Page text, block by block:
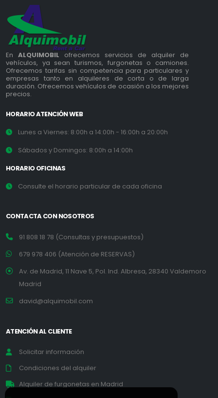
En ALQUIMOBIL ofrecemos servicios de alquiler de
vehículos, ya sean turismos, furgonetas o camiones.
Ofrecemos tarifas sin competencia para particulares y
empresas tanto en alquileres de corta o de larga
duración. Ofrecemos vehículos de ocasión a los mejores
precios.
HORARIO ATENCIÓN WEB
Lunes a Viernes: 8:00h a 14:00h - 16:00h a 20:00h
Sábados y Domingos: 8:00h a 14:00h
HORARIO OFICINAS
Consulte el horario particular de cada oficina
CONTACTA CON NOSOTROS
91 808 18 78 (Consultas y presupuestos)
679 978 406 (Atención de RESERVAS)
Av. de Madrid, 11 Nave 5, Pol. Ind. Albresa, 28340 Valdemoro
Madrid
david@alquimobil.com
ATENCIÓN AL CLIENTE
Solicitar información
Condiciones del alquiler
Alquiler de furgonetas en Madrid